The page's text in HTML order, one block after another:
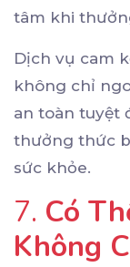
tâm khi
Dịch vụ cam
không chỉ
an toàn tuyệt
thưởng thức
sức khỏe.
7. Có
Không